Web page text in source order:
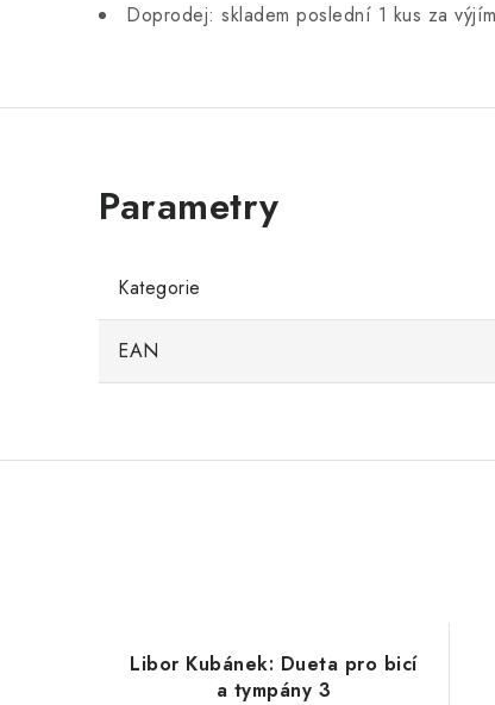
Doprodej: skladem poslední 1 kus za
Kategorie
EAN
Libor Kubánek: Dueta pro bicí
a tympány 3